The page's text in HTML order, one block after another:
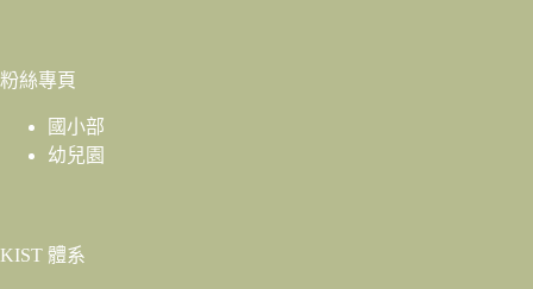
粉絲專頁
國小部
幼兒園
KIST 體系